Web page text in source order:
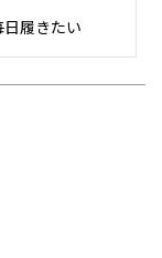
履きたい